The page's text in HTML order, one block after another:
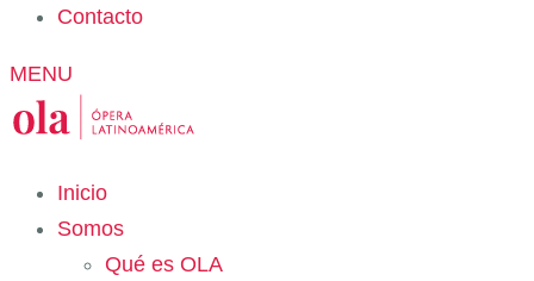
Contacto
MENU
Inicio
Somos
Qué es OLA